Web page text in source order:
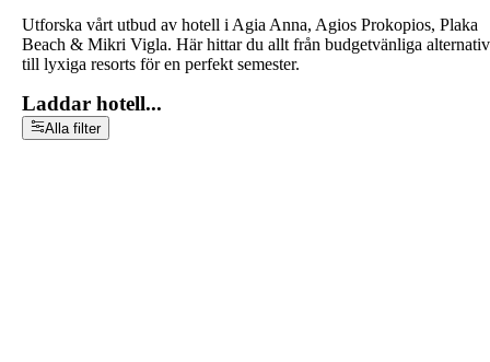
Utforska vårt utbud av hotell i Agia Anna, Agios Prokopios, Plaka
Beach & Mikri Vigla. Här hittar du allt från budgetvänliga alternativ
till lyxiga resorts för en perfekt semester.
Laddar hotell...
Alla filter